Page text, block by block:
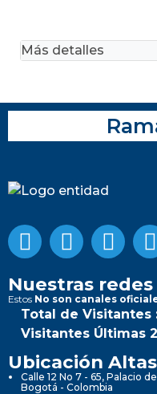
Más detalles
Nuestras redes
Estos No son canales
Total de Visitantes
Visitantes Últimas
Ubicación
Calle 12 No 7 - 65, Palacio
Bogotá - Colombia